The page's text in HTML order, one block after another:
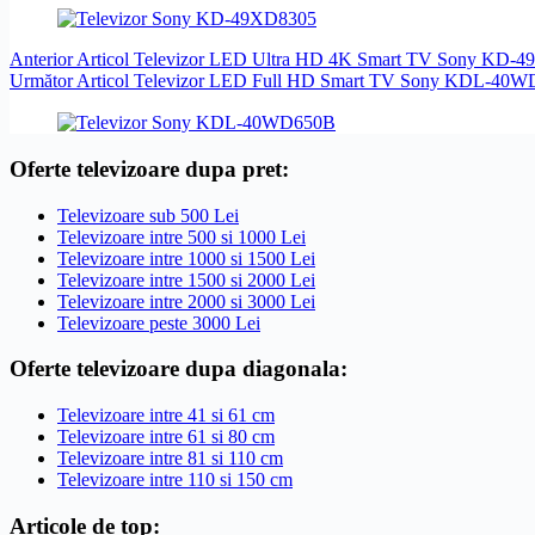
AnteriorArticol Televizor LED Ultra HD 4K Smart TV Sony KD-
UrmătorArticol Televizor LED Full HD Smart TV Sony KDL-
Oferte televizoare dupa pret:
Televizoare sub 500 Lei
Televizoare intre 500 si 1000 Lei
Televizoare intre 1000 si 1500 Lei
Televizoare intre 1500 si 2000 Lei
Televizoare intre 2000 si 3000 Lei
Televizoare peste 3000 Lei
Oferte televizoare dupa diagonala:
Televizoare intre 41 si 61 cm
Televizoare intre 61 si 80 cm
Televizoare intre 81 si 110 cm
Televizoare intre 110 si 150 cm
Articole de top: